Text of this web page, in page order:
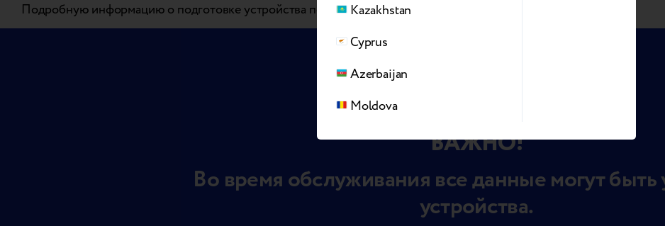
Подробную информацию о подготовке устройства перед отправкой в ремонт можно найти
ВАЖНО!
Во время обслуживания все данные могут быть
устройства.
Kazakhstan
Cyprus
Azerbaijan
Moldova